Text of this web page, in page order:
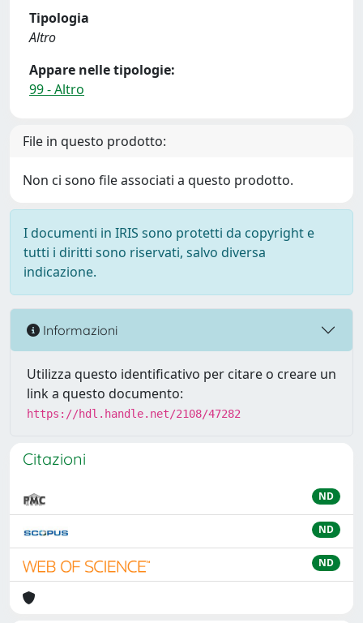
Tipologia
Altro
Appare nelle tipologie:
99 - Altro
File in questo prodotto:
Non ci sono file associati a questo prodotto.
I documenti in IRIS sono protetti da copyright e
tutti i diritti sono riservati, salvo diversa
indicazione.
Informazioni
Utilizza questo identificativo per citare o creare un
link a questo documento:
https://hdl.handle.net/2108/47282
Citazioni
ND
ND
ND